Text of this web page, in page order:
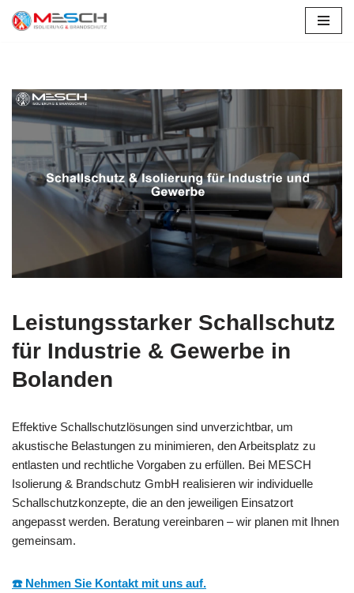
Leistungsstarker Schallschutz
für Industrie & Gewerbe in
Bolanden
Effektive Schallschutzlösungen sind unverzichtbar, um
akustische Belastungen zu minimieren, den Arbeitsplatz zu
entlasten und rechtliche Vorgaben zu erfüllen. Bei MESCH
Isolierung & Brandschutz GmbH realisieren wir individuelle
Schallschutzkonzepte, die an den jeweiligen Einsatzort
angepasst werden. Beratung vereinbaren – wir planen mit Ihnen
gemeinsam.
☎️ Nehmen Sie Kontakt mit uns auf.